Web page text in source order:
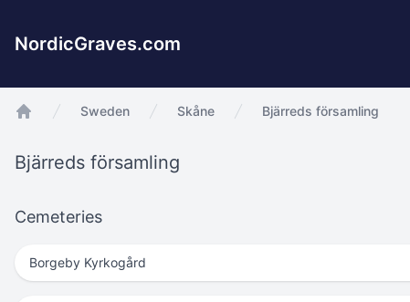
NordicGraves.com
Sweden Skåne Bjärreds församling
Bjärreds församling
Cemeteries
Borgeby Kyrkogård